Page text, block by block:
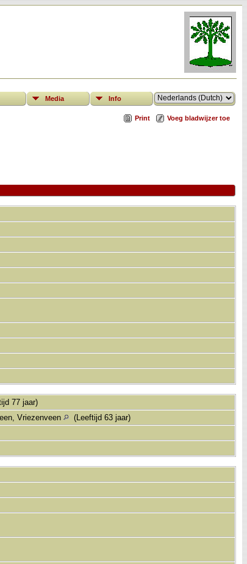
Media Info
Print Voeg bladwijzer toe
77 jaar)
Vriezenveen
(Leeftijd 63 jaar)